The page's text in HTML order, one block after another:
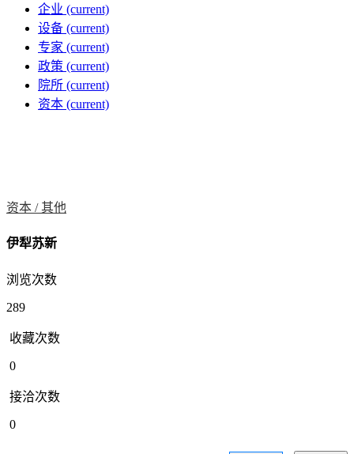
企业 (current)
设备 (current)
专家 (current)
政策 (current)
院所 (current)
资本 (current)
资本 /其他
伊犁苏新
浏览次数
289
收藏次数
0
接洽次数
0